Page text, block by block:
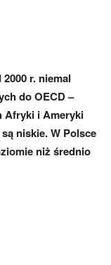
r. niemal
do OECD –
Afryki i Ameryki
niskie. W Polsce
niż średnio